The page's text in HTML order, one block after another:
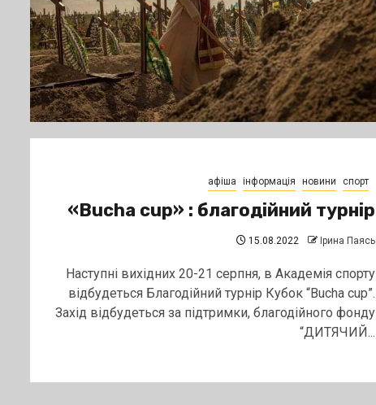
афіша інформація новини спорт
«Bucha cup» : благодійний турнір
15.08.2022 Ірина Паясь
Наступні вихідних 20-21 серпня, в Академія спорту
відбудеться Благодійний турнір Кубок “Bucha cup”.
Захід відбудеться за підтримки, благодійного фонду
“ДИТЯЧИЙ...